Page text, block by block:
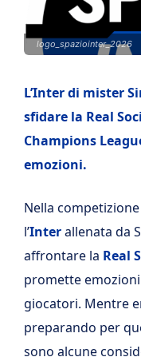
logo_spaziointer_2026
L’Inter di mister
sfidare la Real
Champions
emozioni.
Nella
l’Interallenata da
affrontare la Real
promette
giocatori. Mentre
preparando per
sono alcune